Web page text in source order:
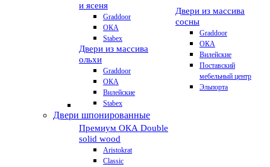
и ясеня
Graddoor
ОКА
Stabex
Двери из массива
ольхи
Graddoor
ОКА
Вилейские
Stabex
Двери из массива
сосны
Graddoor
ОКА
Вилейские
Поставский
мебельный центр
Эльпорта
Двери шпонированные
Премиум ОКА Double
solid wood
Aristokrat
Classic